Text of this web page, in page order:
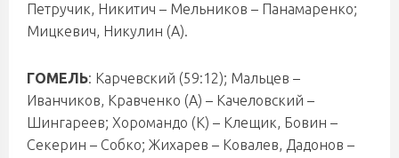
Петручик, Никитич – Мельников – Панамаренко;
Мицкевич, Никулин (А).
ГОМЕЛЬ: Карчевский (59:12); Мальцев –
Иванчиков, Кравченко (А) – Качеловский –
Шингареев; Хоромандо (К) – Клещик, Бовин –
Секерин – Собко; Жихарев – Ковалев, Дадонов –